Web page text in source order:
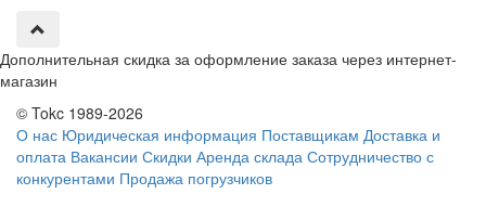
Дополнительная скидка за оформление заказа через интернет-
магазин
© Tokc 1989-2026
О нас Юридическая информация Поставщикам Доставка и
оплата Вакансии Скидки Аренда склада Сотрудничество с
конкурентами Продажа погрузчиков